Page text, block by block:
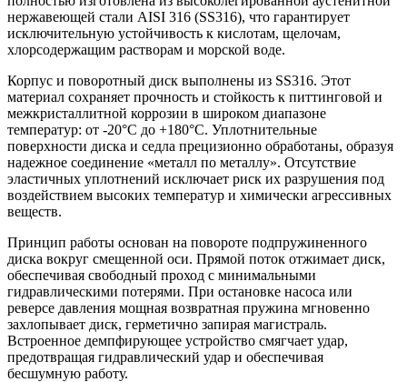
нержавеющей стали AISI 316 (SS316), что гарантирует
исключительную устойчивость к кислотам, щелочам,
хлорсодержащим растворам и морской воде.
Корпус и поворотный диск выполнены из SS316. Этот
материал сохраняет прочность и стойкость к питтинговой и
межкристаллитной коррозии в широком диапазоне
температур: от -20°C до +180°C. Уплотнительные
поверхности диска и седла прецизионно обработаны, образуя
надежное соединение «металл по металлу». Отсутствие
эластичных уплотнений исключает риск их разрушения под
воздействием высоких температур и химически агрессивных
веществ.
Принцип работы основан на повороте подпружиненного
диска вокруг смещенной оси. Прямой поток отжимает диск,
обеспечивая свободный проход с минимальными
гидравлическими потерями. При остановке насоса или
реверсе давления мощная возвратная пружина мгновенно
захлопывает диск, герметично запирая магистраль.
Встроенное демпфирующее устройство смягчает удар,
предотвращая гидравлический удар и обеспечивая
бесшумную работу.